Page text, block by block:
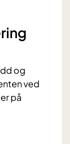
og
ved
på